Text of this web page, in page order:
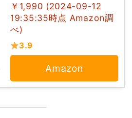
￥1,990 (2024-09-12
19:35:35時点 Amazon調
べ)
3.9
Amazon